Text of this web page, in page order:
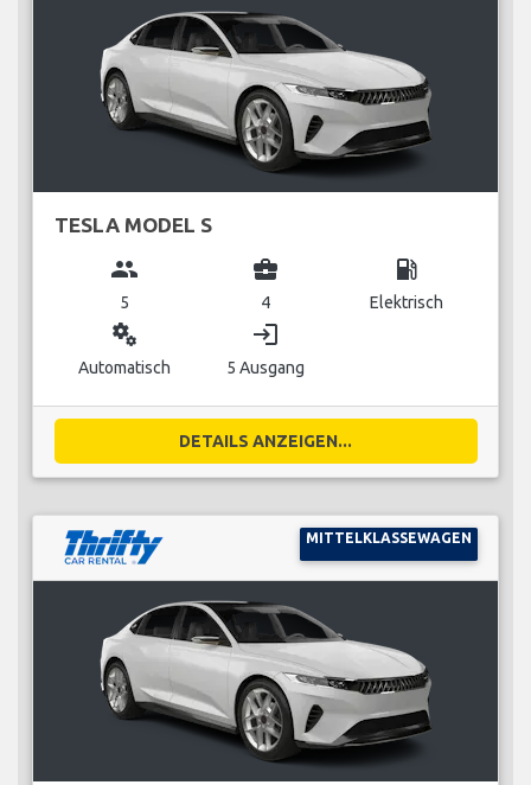
TESLA MODEL S
group
5
business_center
4
local_gas_station
Elektrisch
miscellaneous_services
Automatisch
login
5 Ausgang
DETAILS ANZEIGEN...
MITTELKLASSEWAGEN